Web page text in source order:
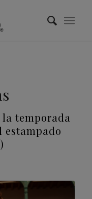
temporada
estampado